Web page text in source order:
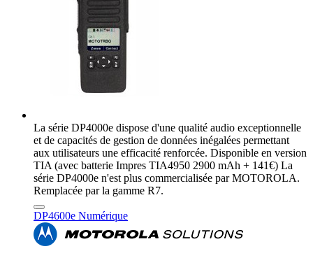
La série DP4000e dispose d'une qualité audio exceptionnelle
et de capacités de gestion de données inégalées permettant
aux utilisateurs une efficacité renforcée. Disponible en version
TIA (avec batterie Impres TIA4950 2900 mAh + 141€) La
série DP4000e n'est plus commercialisée par MOTOROLA.
Remplacée par la gamme R7.
DP4600e Numérique